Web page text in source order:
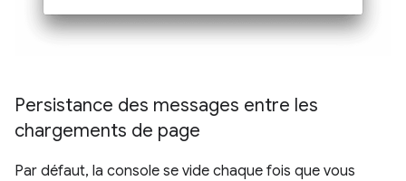
Persistance des messages entre les
chargements de page
Par défaut, la console se vide chaque fois que vous